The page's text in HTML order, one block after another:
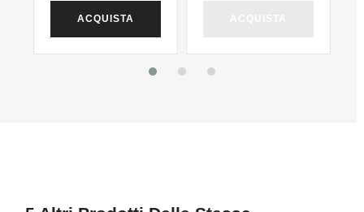
ACQUISTA